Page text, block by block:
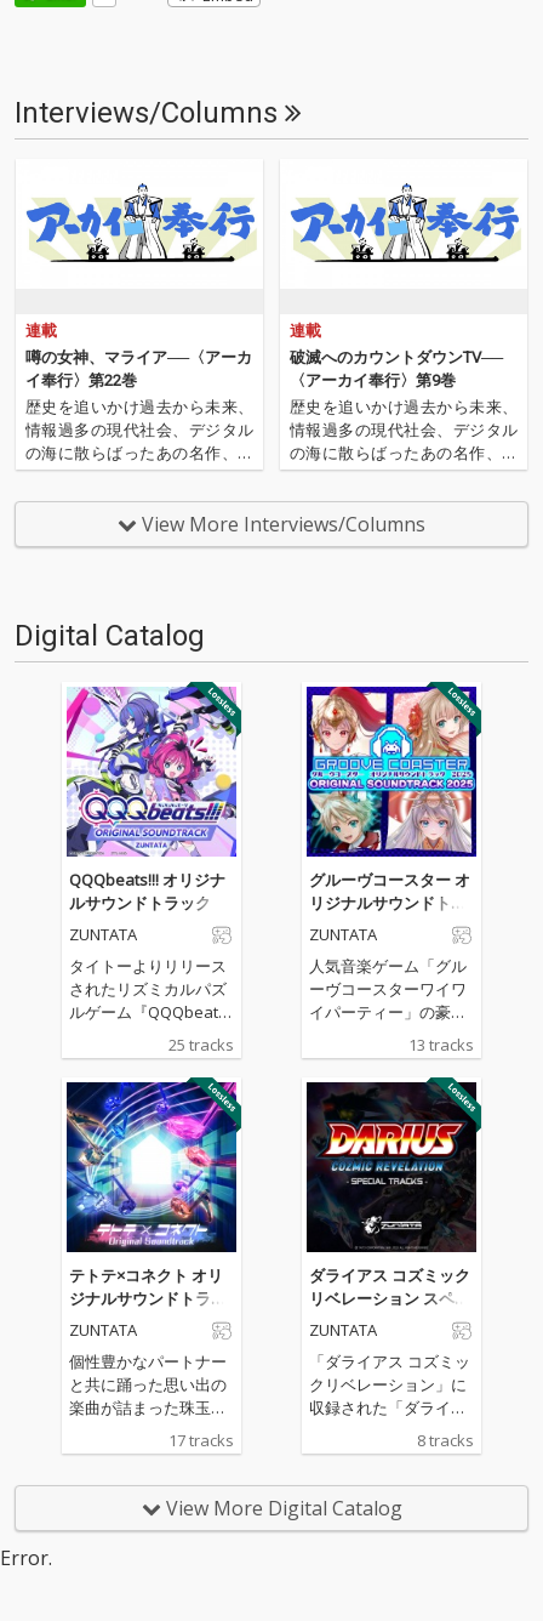
Interviews/Columns
連載
噂の女神、マライア──〈アーカ
イ奉行〉第22巻
歴史を追いかけ過去から未来、
情報過多の現代社会、デジタル
の海に散らばったあの名作、こ
の名作たちをひとつにまとめる
仕事人…!〈アーカイ奉行〉が今
日もデジタルの乱世を治め
る…!'''〈アーカイ奉行〉と
連載
破滅へのカウントダウンTV──
〈アーカイ奉行〉第9巻
歴史を追いかけ過去から未来、
情報過多の現代社会、デジタル
の海に散らばったあの名作、こ
の名作たちをひとつにまとめる
仕事人…!〈アーカイ奉行〉が今
日もデジタルの乱世を治め
る…!'''〈アーカイ奉行〉と
View More Interviews/Columns
Digital Catalog
QQQbeats!!! オリジナ
ルサウンドトラック
ZUNTATA
タイトーよりリリース
されたリズミカルパズ
ルゲーム『QQQbeat
s!!!』のサウンドトラッ
ク。タイトーサウンド
チームZUNTATAやIOSY
Sによるゲーム中BGM
のほか、REDALiCE、S
nail's Houseによる書
き下ろしオリジナル曲
も収録。
25 tracks
グルーヴコースター オ
リジナルサウンドトラ
ック 2025
ZUNTATA
人気音楽ゲーム「グル
ーヴコースターワイワ
イパーティー」の豪華
サウンドトラックがリ
リース！owl＊tree、
かめりあ、TAGといっ
た人気コンポーザーに
よる人気楽曲や、高難
易度楽曲として話題を
呼んだ“vs MASAKI”シ
リーズを含む全13曲を
完全収録し、バラエテ
ィ豊かなラインナップ
が揃っています。個性
溢れる楽曲が集結し、
聴き応えのあるアルバ
ムとなっており、グル
ーヴコースターユーザ
ーに限らず、音楽ゲー
ムファンやクラブミュ
める内容です。ゲーム
ーティスト陣の魅力と
13 tracks
テトテ×コネクト オリ
ジナルサウンドトラッ
ク
ZUNTATA
個性豊かなパートナー
と共に踊った思い出の
楽曲が詰まった珠玉の
アルバム。ゲーム未収
録の楽曲や、聴き応え
17 tracks
ダライアス コズミック
リベレーション スペシ
ャルトラックス
ZUNTATA
「ダライアス コズミッ
クリベレーション」に
収録された「ダライア
「Gダライアス」の追
シャルミニアルバム。
ZUNTATAのMASAKI、
8 tracks
View More Digital Catalog
Error.